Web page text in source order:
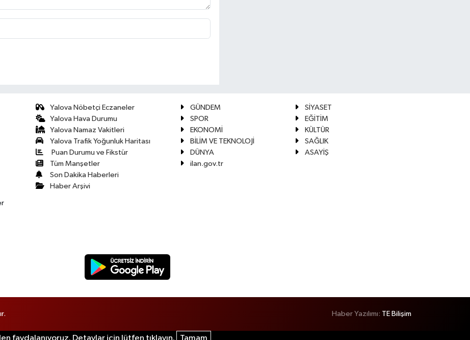
Yalova Nöbetçi Eczaneler
Yalova Hava Durumu
Yalova Namaz Vakitleri
Yalova Trafik Yoğunluk Haritası
Puan Durumu ve Fikstür
Tüm Manşetler
Son Dakika Haberleri
Haber Arşivi
GÜNDEM
SİYASET
SPOR
EĞİTİM
EKONOMİ
KÜLTÜR
BİLİM VE TEKNOLOJİ
SAĞLIK
DÜNYA
ASAYİŞ
ilan.gov.tr
Haber Yazılımı: TE Bilişim